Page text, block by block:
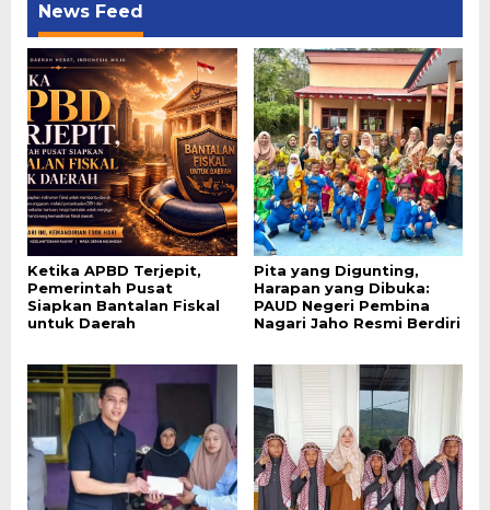
News Feed
Ketika APBD Terjepit,
Pemerintah Pusat
Siapkan Bantalan Fiskal
untuk Daerah
Pita yang Digunting,
Harapan yang Dibuka:
PAUD Negeri Pembina
Nagari Jaho Resmi Berdiri